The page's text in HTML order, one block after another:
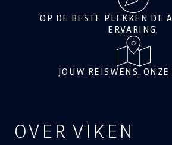
OP DE BESTE PLEKKEN DE
ERVARING.
JOUW REISWENS.
OVER VIKEN